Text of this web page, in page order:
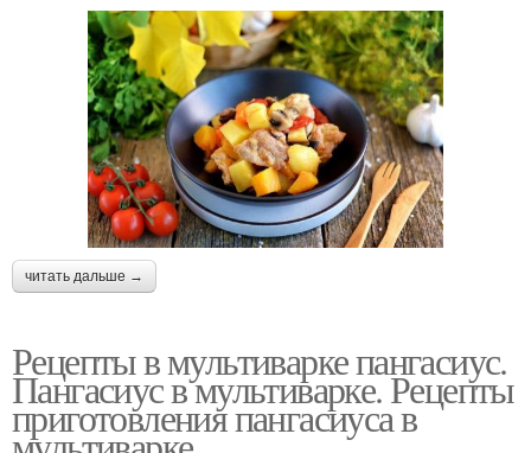
читать дальше →
Рецепты в мультиварке пангасиус.
Пангасиус в мультиварке. Рецепты
приготовления пангасиуса в